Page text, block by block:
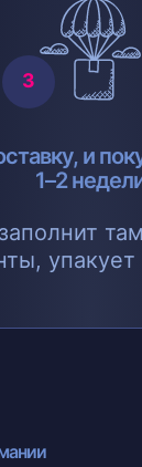
и
1–2
упакует